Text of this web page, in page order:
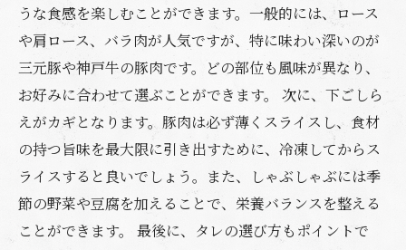
うな食感を楽しむことができます。一般的には、ロース
や肩ロース、バラ肉が人気ですが、特に味わい深いのが
三元豚や神戸牛の豚肉です。どの部位も風味が異なり、
お好みに合わせて選ぶことができます。 次に、下ごしら
えがカギとなります。豚肉は必ず薄くスライスし、食材
の持つ旨味を最大限に引き出すために、冷凍してからス
ライスすると良いでしょう。また、しゃぶしゃぶには季
節の野菜や豆腐を加えることで、栄養バランスを整える
ことができます。 最後に、タレの選び方もポイントで